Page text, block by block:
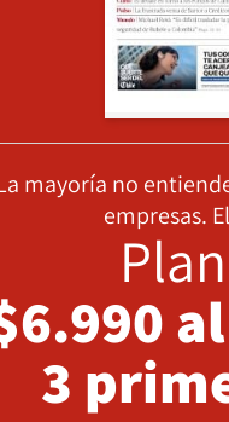
mayoría no
empresas.
3